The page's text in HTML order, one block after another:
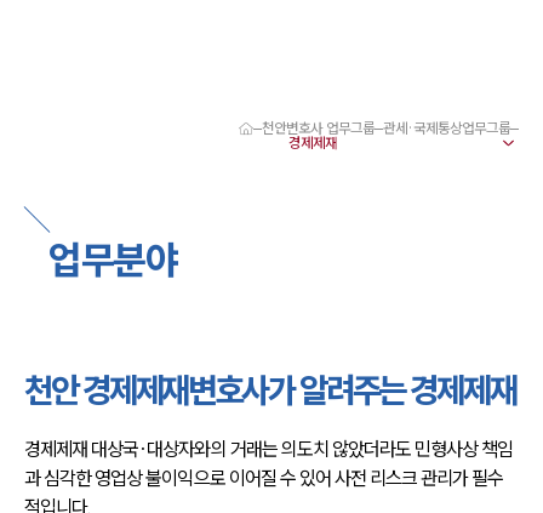
천안형사전문변호사
천안이혼전문변호사
천안학교폭력변호사
천안 분사무소 오시는 길
천안변호사상담 상담접수
채용정보
천안변호사 업무그룹 관세·국제통상업무그룹
업무분야
천안 경제제재변호사가 알려주는 경제제재
경제제재 대상국·대상자와의 거래는 의도치 않았더라도 민형사상 책임
과 심각한 영업상 불이익으로 이어질 수 있어 사전 리스크 관리가 필수
적입니다.